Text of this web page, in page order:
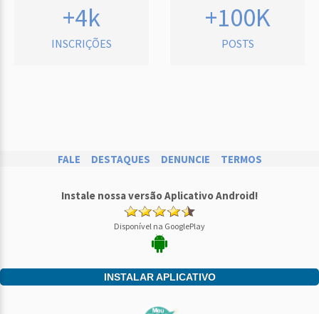
+4k
INSCRIÇÕES
+100K
POSTS
FALE DESTAQUES DENUNCIE TERMOS
Instale nossa versão Aplicativo Android!
Disponível na GooglePlay
INSTALAR APLICATIVO